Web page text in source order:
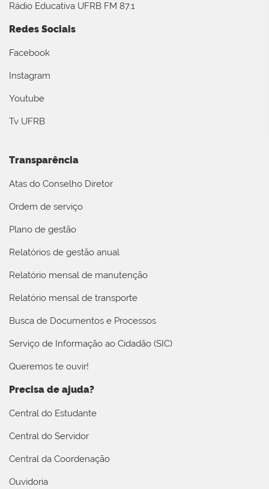
Rádio Educativa UFRB FM 87.1
Redes Sociais
Facebook
Instagram
Youtube
Tv UFRB
Transparência
Atas do Conselho Diretor
Ordem de serviço
Plano de gestão
Relatórios de gestão anual
Relatório mensal de manutenção
Relatório mensal de transporte
Busca de Documentos e Processos
Serviço de Informação ao Cidadão (SIC)
Queremos te ouvir!
Precisa de ajuda?
Central do Estudante
Central do Servidor
Central da Coordenação
Ouvidoria